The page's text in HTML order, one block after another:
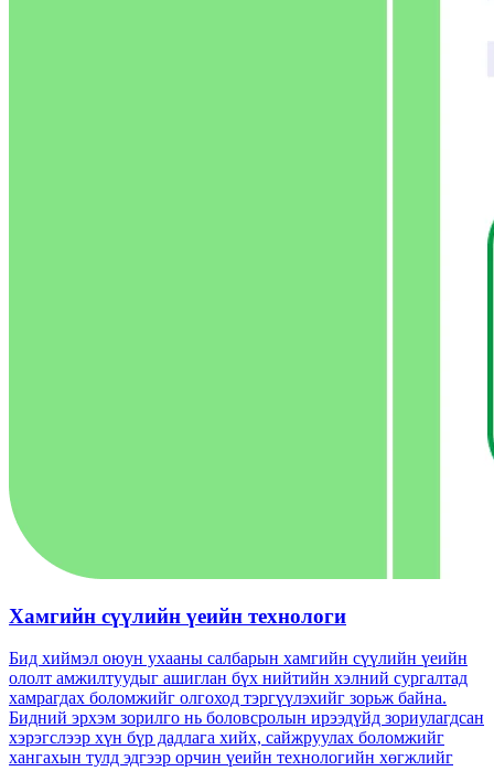
Хамгийн сүүлийн үеийн технологи
Бид хиймэл оюун ухааны салбарын хамгийн сүүлийн үеийн
ололт амжилтуудыг ашиглан бүх нийтийн хэлний сургалтад
хамрагдах боломжийг олгоход тэргүүлэхийг зорьж байна.
Бидний эрхэм зорилго нь боловсролын ирээдүйд зориулагдсан
хэрэгслээр хүн бүр дадлага хийх, сайжруулах боломжийг
хангахын тулд эдгээр орчин үеийн технологийн хөгжлийг